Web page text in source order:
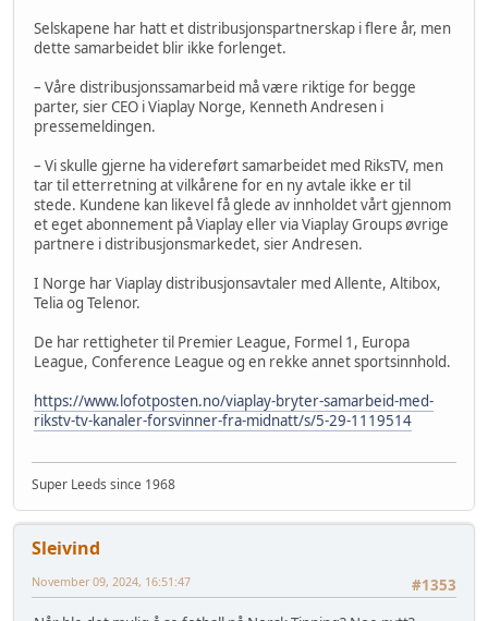
Selskapene har hatt et distribusjonspartnerskap i flere år, men
dette samarbeidet blir ikke forlenget.
– Våre distribusjonssamarbeid må være riktige for begge
parter, sier CEO i Viaplay Norge, Kenneth Andresen i
pressemeldingen.
– Vi skulle gjerne ha videreført samarbeidet med RiksTV, men
tar til etterretning at vilkårene for en ny avtale ikke er til
stede. Kundene kan likevel få glede av innholdet vårt gjennom
et eget abonnement på Viaplay eller via Viaplay Groups øvrige
partnere i distribusjonsmarkedet, sier Andresen.
I Norge har Viaplay distribusjonsavtaler med Allente, Altibox,
Telia og Telenor.
De har rettigheter til Premier League, Formel 1, Europa
League, Conference League og en rekke annet sportsinnhold.
https://www.lofotposten.no/viaplay-bryter-samarbeid-med-
rikstv-tv-kanaler-forsvinner-fra-midnatt/s/5-29-1119514
Super Leeds since 1968
Sleivind
#1353
November 09, 2024, 16:51:47